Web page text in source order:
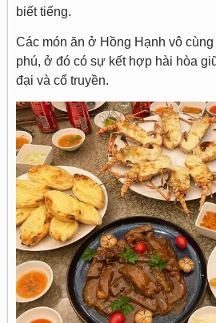
biết tiếng.
Các món ăn ở Hồng Hạnh vô
phú, ở đó có sự kết hợp hài hòa
đại và cổ truyền.